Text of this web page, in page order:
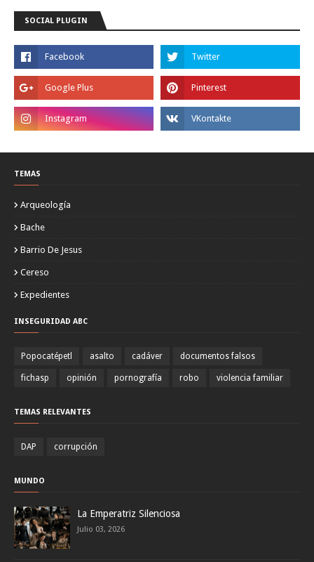
SOCIAL PLUGIN
TEMAS
Arqueología
Bache
Barrio De Jesus
Cereso
Expedientes
INSEGURIDAD ABC
Popocatépetl asalto cadáver documentos falsos
fichasp opinión pornografía robo violencia familiar
TEMAS RELEVANTES
DAP corrupción
MUNDO
La Emperatriz Silenciosa
Julio 03, 2026